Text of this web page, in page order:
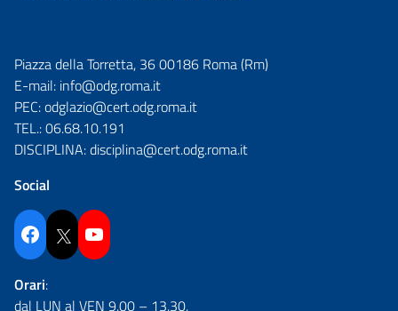
Piazza della Torretta, 36 00186 Roma (Rm)
E-mail: info@odg.roma.it
PEC:odglazio@cert.odg.roma.it
TEL.:06.68.10.191
DISCIPLINA:disciplina@cert.odg.roma.it
Social
Facebook Twitter YouTube
Orari:
dal LUN al VEN 9.00 – 13.30,